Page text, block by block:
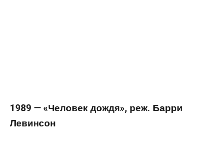
1989 — «Человек дождя», реж. Барри
Левинсон